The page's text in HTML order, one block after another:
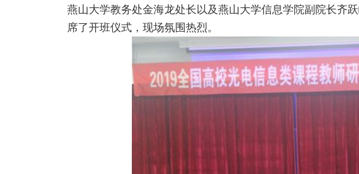
燕山大学教务处金海龙处长以及燕山大学信息学院副院长齐
席了开班仪式，现场氛围热烈。